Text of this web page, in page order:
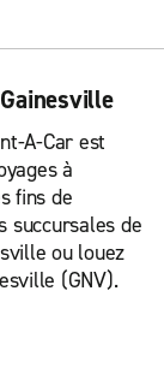
A-Car est
à
fins de
succursales de
ou louez
(GNV).